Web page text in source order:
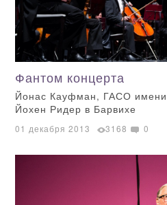
Фантом концерта
Йонас Кауфман, ГАСО
Йохен Ридер в Барвихе
01 декабря 2013 3168 0